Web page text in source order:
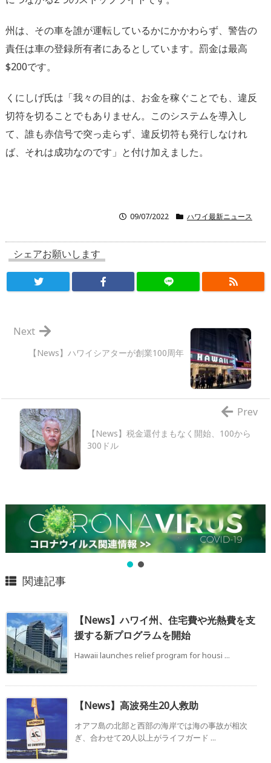
州は、その車を誰が運転しているかにかかわらず、警告の
責任は車の登録所有者にあるとしています。罰金は最高
$200です。
くにしげ氏は「我々の目的は、お金を稼ぐことでも、違反
切符を切ることでもありません。このシステムを導入し
て、誰も赤信号で突っ走らず、違反切符も発行しなけれ
ば、それは成功なのです」と付け加えました。
09/07/2022 ハワイ最新ニュース
シェアお願いします
【News】ハワイシアターが創業100周年
Next
【News】税金還付まもなく開始、100から
300ドル
Prev
関連記事
【News】ハワイ州、住宅費や光熱費を支
援する新プログラムを開始
Hawaii launches relief program for housi ...
【News】高波発生20人救助
オアフ島の北部と西部の海岸では海の事故が相次
ぎ、合わせて20人以上がライフガード ...